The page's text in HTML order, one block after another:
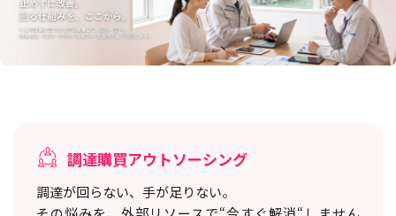
調達購買アウトソーシング
調達が回らない、手が足りない。